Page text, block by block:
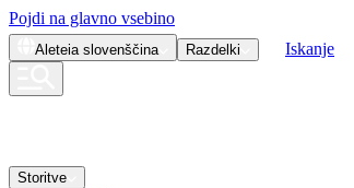
Pojdi na glavno vsebino
Aleteia slovenščina Razdelki Iskanje
Storitve